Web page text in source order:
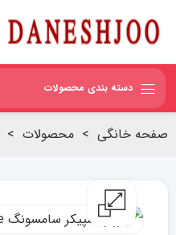
دسته بندی محصولات
صفحه خانگی > محصولات >